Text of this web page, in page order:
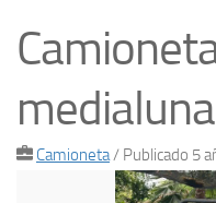
Camioneta/ Publicado 5